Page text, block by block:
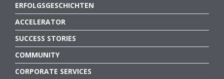
ERFOLGSGESCHICHTEN
ACCELERATOR
SUCCESS STORIES
COMMUNITY
CORPORATE SERVICES